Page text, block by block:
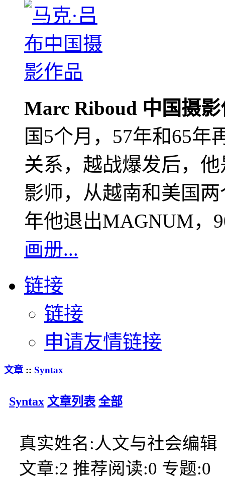
Marc Riboud 中国摄
国5个月，57年和65年
关系，越战爆发后，
影师，从越南和美国
年他退出MAGNUM，
画册...
链接
链接
申请友情链接
文章 :: Syntax
Syntax 文章列表 全部
真实姓名:人文与社会编辑
文章:2 推荐阅读:0 专题:0